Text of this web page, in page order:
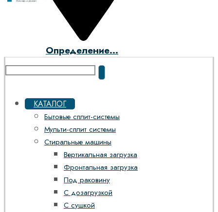
Определение...
КАТАЛОГ
Бытовые сплит-системы
Мульти-сплит системы
Стиральные машины
Вертикальная загрузка
Фронтальная загрузка
Под раковину
С дозагрузкой
С сушкой